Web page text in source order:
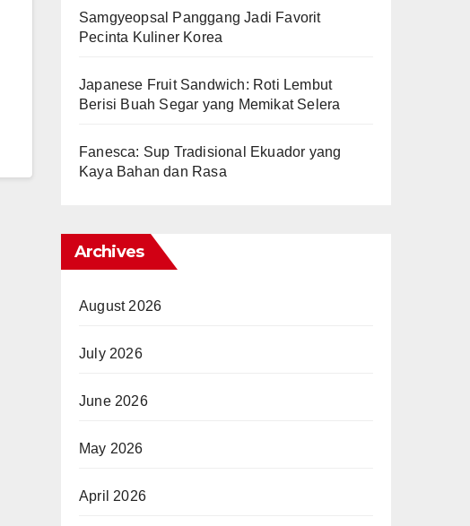
Samgyeopsal Panggang Jadi Favorit
Pecinta Kuliner Korea
Japanese Fruit Sandwich: Roti Lembut
Berisi Buah Segar yang Memikat Selera
Fanesca: Sup Tradisional Ekuador yang
Kaya Bahan dan Rasa
Archives
August 2026
July 2026
June 2026
May 2026
April 2026